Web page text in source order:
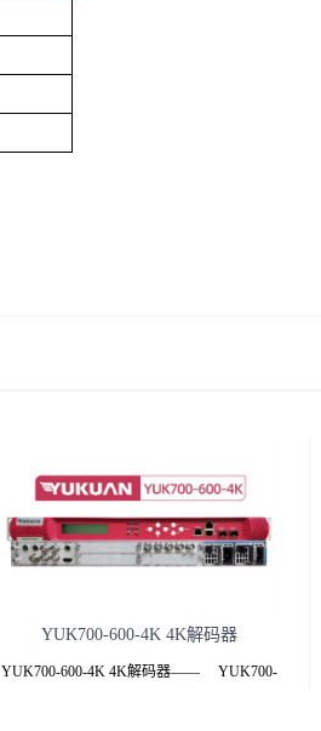
YUK700-600-4K 4K解码器
YUK700-600-4K 4K解码器—— YUK700-